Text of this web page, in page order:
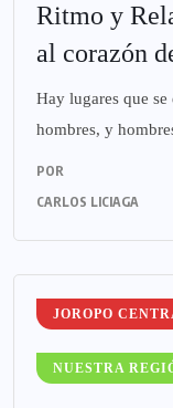
Ritmo y
al corazón
Hay lugares que
hombres, y
POR
CARLOS LICIAGA
JOROPO
NUESTRA